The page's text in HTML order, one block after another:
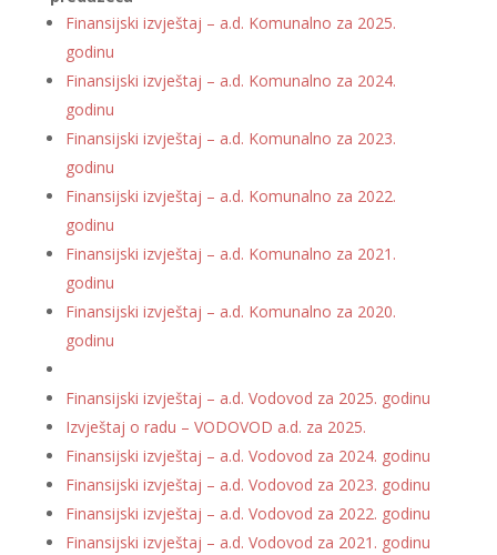
Finansijski izvještaj – a.d. Komunalno za 2025.
godinu
Finansijski izvještaj – a.d. Komunalno za 2024.
godinu
Finansijski izvještaj – a.d. Komunalno za 2023.
godinu
Finansijski izvještaj – a.d. Komunalno za 2022.
godinu
Finansijski izvještaj – a.d. Komunalno za 2021.
godinu
Finansijski izvještaj – a.d. Komunalno za 2020.
godinu
Finansijski izvještaj – a.d. Vodovod za 2025. godinu
Izvještaj o radu – VODOVOD a.d. za 2025.
Finansijski izvještaj – a.d. Vodovod za 2024. godinu
Finansijski izvještaj – a.d. Vodovod za 2023. godinu
Finansijski izvještaj – a.d. Vodovod za 2022. godinu
Finansijski izvještaj – a.d. Vodovod za 2021. godinu